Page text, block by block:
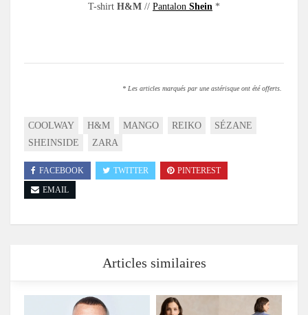
T-shirt H&M // Pantalon Shein *
* Les articles marqués par une astérisque ont été offerts.
COOLWAY H&M MANGO REIKO
SÉZANE
SHEINSIDE
ZARA
FACEBOOK TWITTER
PINTEREST
EMAIL
Articles similaires